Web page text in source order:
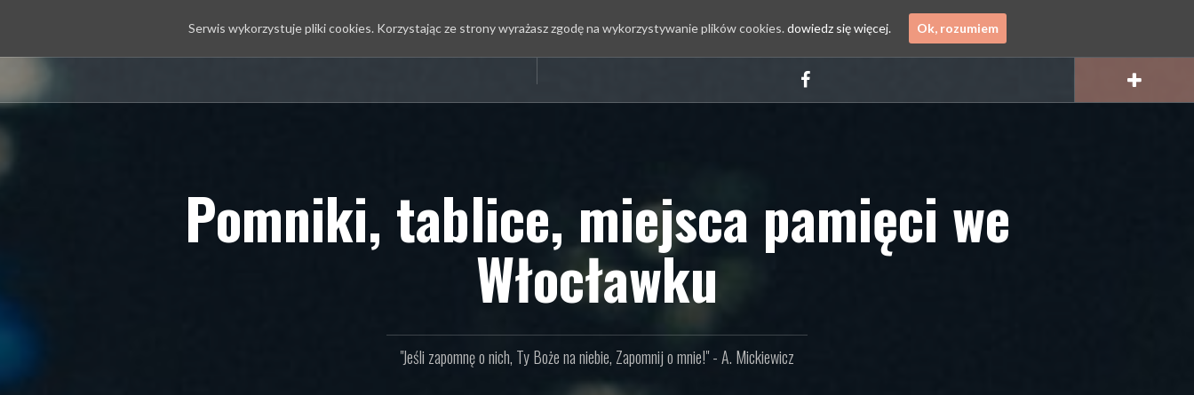
treści
Pomniki, tablice, miejsca pamięci we
Włocławku
"Jeśli zapomnę o nich, Ty Boże na niebie, Zapomnij o mnie!" - A. Mickiewicz
Serwis wykorzystuje pliki cookies. Korzystając ze strony wyrażasz zgodę na wykorzystywanie plików cookies. dowiedz się więcej. Ok, rozumiem